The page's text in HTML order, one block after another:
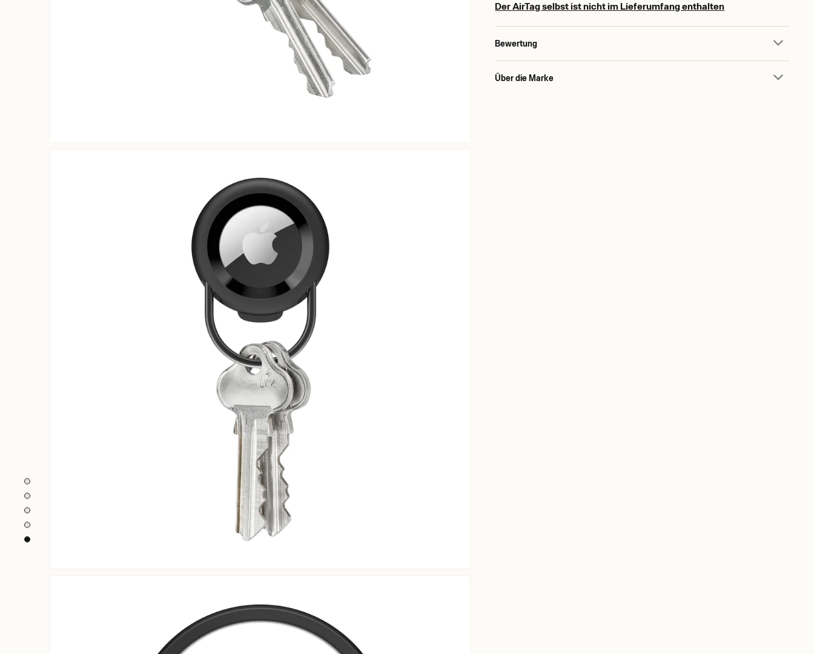
Der AirTag selbst ist nicht im Lieferumfang enthalten
Bewertung
Über die Marke